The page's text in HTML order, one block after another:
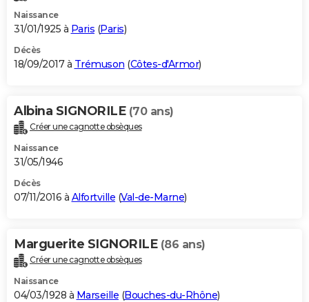
Naissance
31/01/1925 à Paris (Paris)
Décès
18/09/2017 à Trémuson (Côtes-d'Armor)
Albina SIGNORILE (70 ans)
Créer une cagnotte obsèques
Naissance
31/05/1946
Décès
07/11/2016 à Alfortville (Val-de-Marne)
Marguerite SIGNORILE (86 ans)
Créer une cagnotte obsèques
Naissance
04/03/1928 à Marseille (Bouches-du-Rhône)